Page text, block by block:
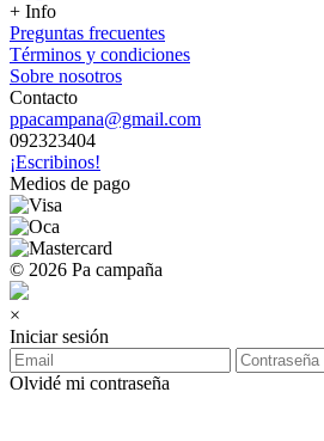
+ Info
Preguntas frecuentes
Términos y condiciones
Sobre nosotros
Contacto
ppacampana@gmail.com
092323404
¡Escribinos!
Medios de pago
© 2026 Pa campaña
×
Iniciar sesión
Olvidé mi contraseña